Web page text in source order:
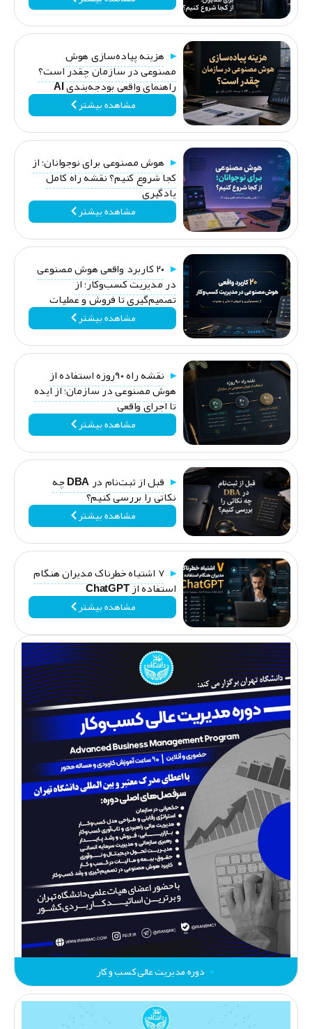
هزینه پیاده‌سازی هوش
مصنوعی در سازمان چقدر است؟
راهنمای واقعی بودجه‌بندی AI
مشاهده بیشتر
هوش مصنوعی برای نوجوانان؛ از
کجا شروع کنیم؟ نقشه راه کامل
یادگیری
مشاهده بیشتر
۲۰ کاربرد واقعی هوش مصنوعی
در مدیریت کسب‌وکار؛ از
تصمیم‌گیری تا فروش و عملیات
مشاهده بیشتر
نقشه راه ۹۰روزه استفاده از
هوش مصنوعی در سازمان؛ از ایده
تا اجرای واقعی
مشاهده بیشتر
قبل از ثبت‌نام در DBA چه
نکاتی را بررسی کنیم؟
مشاهده بیشتر
۷ اشتباه خطرناک مدیران هنگام
استفاده از ChatGPT
مشاهده بیشتر
دوره مدیریت عالی کسب‌ و کار